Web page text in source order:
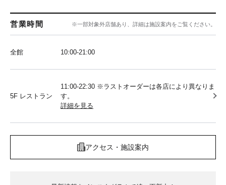
営業時間 ※一部対象外店舗あり、詳細は施設案内をご覧ください。
全館 10:00‐21:00
5F レストラン
11:00-22:30 ※ラストオーダーは各店により異なりま
す。
詳細を見る
アクセス・施設案内